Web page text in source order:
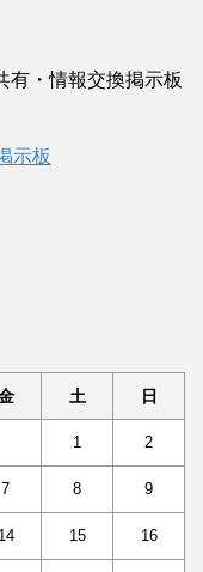
・情報交換掲示板
示板
土 日
1 2
7 8 9
14 15 16